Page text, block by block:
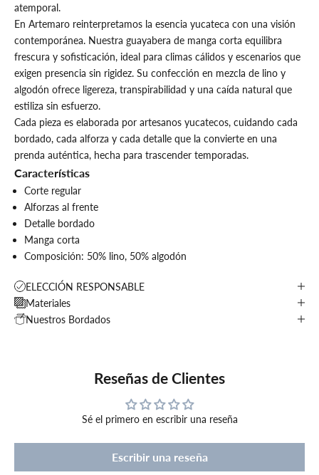
atemporal.
En Artemaro reinterpretamos la esencia yucateca con una visión
contemporánea. Nuestra guayabera de manga corta equilibra
frescura y sofisticación, ideal para climas cálidos y escenarios que
exigen presencia sin rigidez. Su confección en mezcla de lino y
algodón ofrece ligereza, transpirabilidad y una caída natural que
estiliza sin esfuerzo.
Cada pieza es elaborada por artesanos yucatecos, cuidando cada
bordado, cada alforza y cada detalle que la convierte en una
prenda auténtica, hecha para trascender temporadas.
Características
Corte regular
Alforzas al frente
Detalle bordado
Manga corta
Composición: 50% lino, 50% algodón
ELECCIÓN RESPONSABLE
Materiales
Nuestros Bordados
Reseñas de Clientes
Sé el primero en escribir una reseña
Escribir una reseña